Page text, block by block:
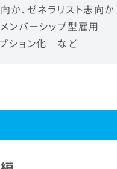
か、ゼネラリスト志向か
ンバーシップ型雇用
プション化 など